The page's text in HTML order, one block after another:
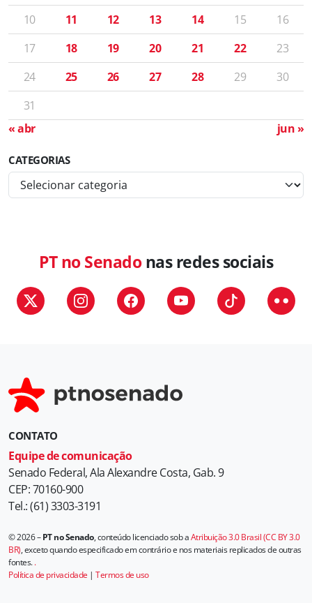
10
11 12 13 14 15
16
17
18 19 20 21 22
23
24
25 26 27 28 29
30
31
« abr
jun »
CATEGORIAS
a
PT no Senadonas redes sociais
CONTATO
Equipe de comunicação
Senado Federal, Ala Alexandre Costa, Gab. 9
CEP: 70160-900
Tel.: (61) 3303-3191
© 2026 –PT no Senado, conteúdo licenciado sob aAtribuição 3.0 Brasil (CC BY 3.0
BR), exceto quando especificado em contrário e nos materiais replicados de outras
fontes..
Política de privacidade | Termos de uso